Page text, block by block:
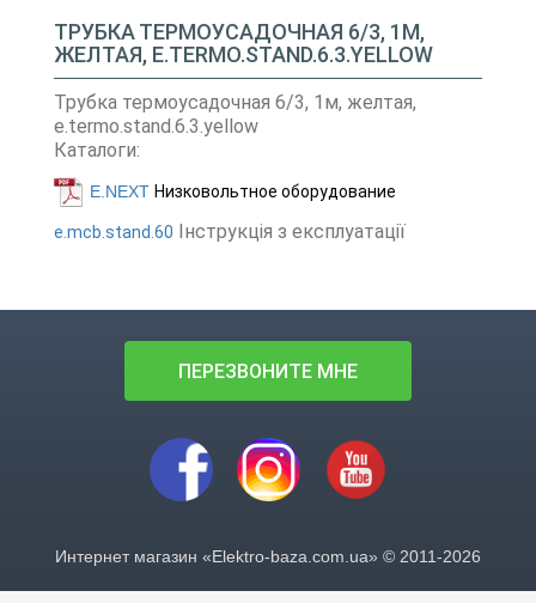
ТРУБКА ТЕРМОУСАДОЧНАЯ 6/3, 1М,
ЖЕЛТАЯ, E.TERMO.STAND.6.3.YELLOW
Трубка термоусадочная 6/3, 1м, желтая,
e.termo.stand.6.3.yellow
Каталоги:
E.NEXT Низковольтное оборудование
e.mcb.stand.60 Інструкція з експлуатації
ПЕРЕЗВОНИТЕ МНЕ
Интернет магазин «Elektro-baza.com.ua» © 2011-2026